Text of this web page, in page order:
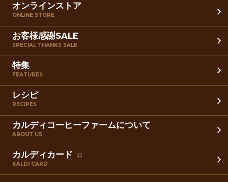
オンラインストア
ONLINE STORE
お客様感謝SALE
SPECIAL THANKS SALE
特集
FEATURES
レシピ
RECIPES
カルディコーヒーファームについて
ABOUT US
カルディカード
KALDI CARD